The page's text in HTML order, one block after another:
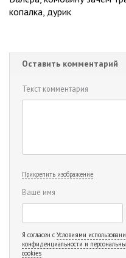
копалка, дурик
Оставить комментарий
Текст комментария
Прикрепить изображение
Ваше имя
Я согласен с Условиями
конфиденциальности и
cookies